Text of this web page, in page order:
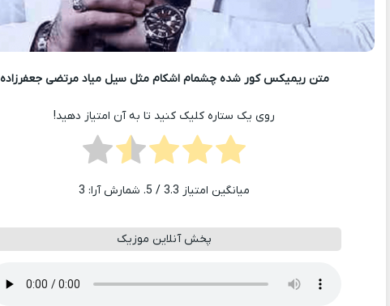
متن ریمیکس ﻛﻮر ﺷﺪه ﭼﺸﻤﺎم اﺷﻜﺎم ﻣﺜﻞ ﺳﻴﻞ ﻣﻴﺎد مرتضی جعفرزاده
روی یک ستاره کلیک کنید تا به آن امتیاز دهید!
میانگین امتیاز 3.3/ 5. شمارش آرا: 3
پخش آنلاین موزیک